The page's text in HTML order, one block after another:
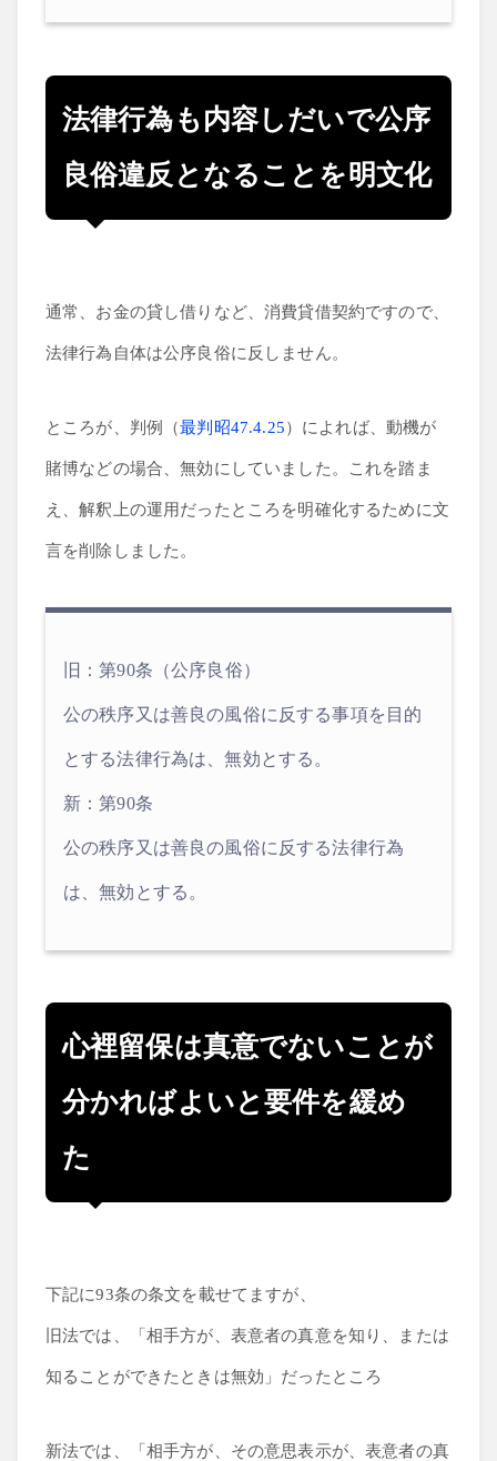
法律行為も内容しだいで公序
良俗違反となることを明文化
通常、お金の貸し借りなど、消費貸借契約ですので、
法律行為自体は公序良俗に反しません。
ところが、判例（最判昭47.4.25）によれば、動機が
賭博などの場合、無効にしていました。これを踏ま
え、解釈上の運用だったところを明確化するために文
言を削除しました。
旧：第90条（公序良俗）
公の秩序又は善良の風俗に反する事項を目的
とする法律行為は、無効とする。
新：第90条
公の秩序又は善良の風俗に反する法律行為
は、無効とする。
心裡留保は真意でないことが
分かればよいと要件を緩め
た
下記に93条の条文を載せてますが、
旧法では、「相手方が、表意者の真意を知り、または
知ることができたときは無効」だったところ
新法では、「相手方が、その意思表示が、表意者の真